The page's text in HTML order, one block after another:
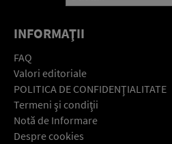
INFORMAŢII
FAQ
Valori editoriale
POLITICA DE CONFIDENŢIALITATE
Termeni şi condiţii
Notă de Informare
Despre cookies